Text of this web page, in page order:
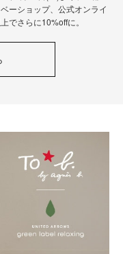
ーショップ、公式オンライ
でさらに10%offに。